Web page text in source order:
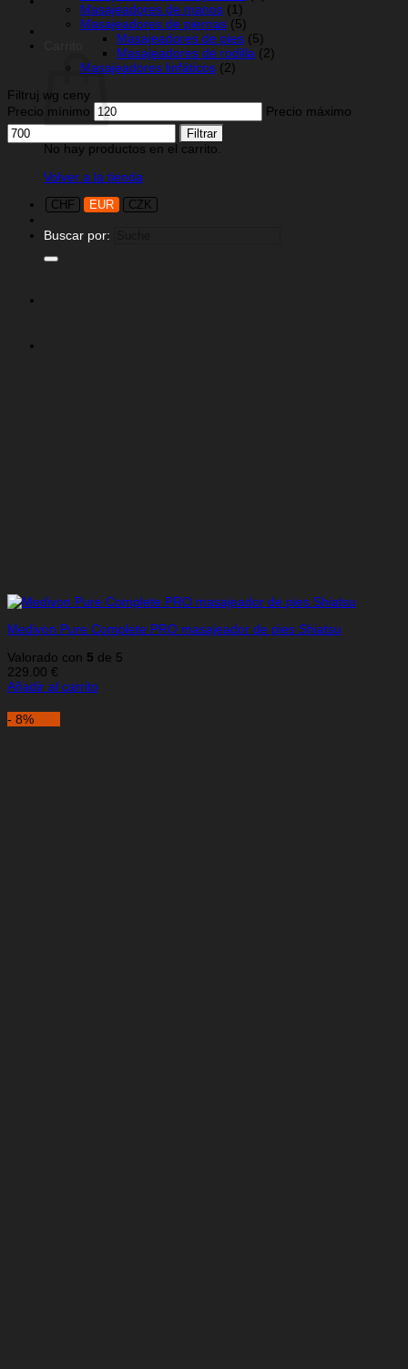
No hay productos en el carrito.
Volver a la tienda
CHF EUR CZK
Buscar por:
Masajeadores de manos (1)
Masajeadores de piernas (5)
Masajeadores de pies (5)
Masajeadores de rodilla (2)
Masajeadores linfáticos (2)
Filtruj wg ceny
Precio mínimo
Precio máximo
Filtrar
Medivon Pure Complete PRO masajeador de pies Shiatsu
Valorado con 5 de 5
229.00 €
Añadir al carrito
- 8%